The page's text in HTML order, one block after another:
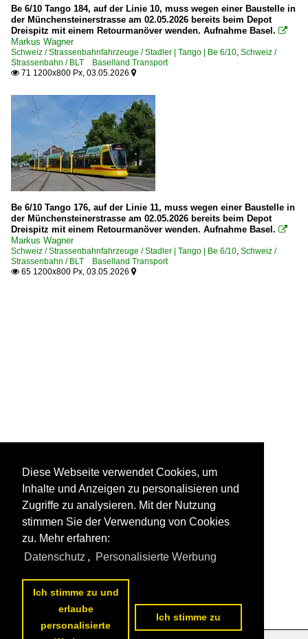
Be 6/10 Tango 184, auf der Linie 10, muss wegen einer Baustelle in
der Münchensteinerstrasse am 02.05.2026 bereits beim Depot
Dreispitz mit einem Retourmanöver wenden. Aufnahme Basel. 
Markus Wagner
Schweiz / Strassenbahnfahrzeuge / Stadler | Tango | Be 6/10, Schweiz /
Strassenbahn / BLT Baselland Transport
 71 1200x800 Px, 03.05.2026 
Be 6/10 Tango 176, auf der Linie 11, muss wegen einer Baustelle in
der Münchensteinerstrasse am 02.05.2026 bereits beim Depot
Dreispitz mit einem Retourmanöver wenden. Aufnahme Basel. 
Markus Wagner
Schweiz / Strassenbahnfahrzeuge / Stadler | Tango | Be 6/10, Schweiz /
Strassenbahn / BLT Baselland Transport
 65 1200x800 Px, 03.05.2026 
Diese Webseite verwendet Cookies, um
Inhalte und Anzeigen zu personalisieren und
Zugriffe zu analysieren. Mit der Nutzung
stimmen Sie der Verwendung von Cookies
zu. Mehr erfahren:
Datenschutz , Personalisierte Werbung
Ich stimme zu und
erlaube
personalisierte
Ich stimme zu